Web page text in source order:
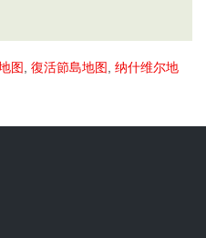
图, 復活節島地图, 纳什维尔地